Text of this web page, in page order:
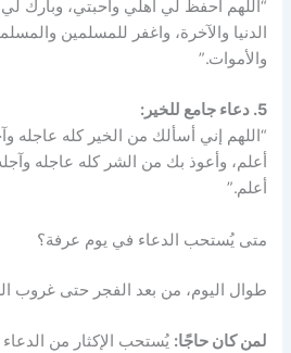
“اللهم احفظ لي أهلي وأحبتي، وبارك
الدنيا والآخرة، واغفر للمسلمين
والأموات.”
5. دعاء جامع للخير:
“اللهم إني أسألك من الخير كله عاجله
أعلم، وأعوذ بك من الشر كله عاجله
أعلم.”
متى يُستحب الدعاء في يوم عرفة؟
طوال اليوم، من بعد الفجر حتى غروب
لمن كان حاجًا: يُستحب الإكثار من